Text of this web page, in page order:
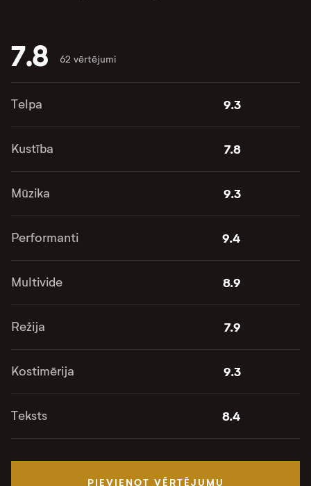
7.8 62 vērtējumi
Telpa 9.3
Kustība 7.8
Mūzika 9.3
Performanti 9.4
Multivide 8.9
Režija 7.9
Kostimērija 9.3
Teksts 8.4
PIEVIENOT VĒRTĒJUMU